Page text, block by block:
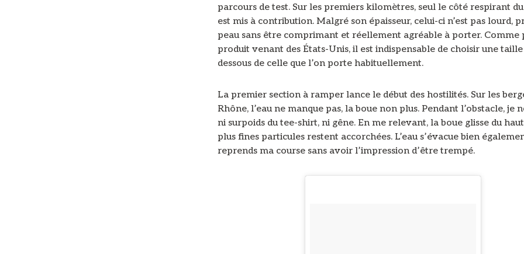
parcours de test. Sur les premiers kilomètres, seul le côté respirant
est mis à contribution. Malgré son épaisseur, celui-ci n’est pas lourd,
peau sans être comprimant et réellement agréable à porter. Comme
produit venant des États-Unis, il est indispensable de choisir une
dessous de celle que l’on porte habituellement.
La premier section à ramper lance le début des hostilités. Sur les
Rhône, l’eau ne manque pas, la boue non plus. Pendant l’obstacle, je
ni surpoids du tee-shirt, ni gêne. En me relevant, la boue glisse du
plus fines particules restent accorchées. L’eau s’évacue bien
reprends ma course sans avoir l’impression d’être trempé.